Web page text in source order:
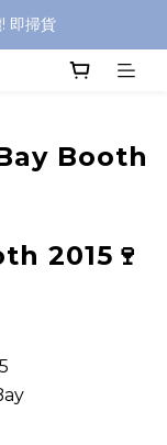
即掃貨
Booth
2015 🍷